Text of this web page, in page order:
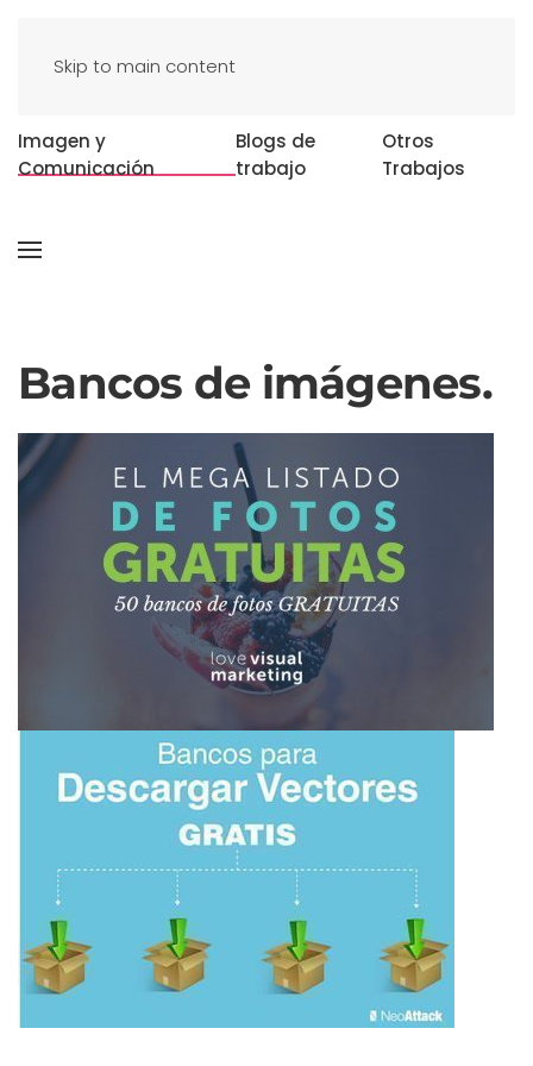
Skip to main content
Imagen y
Comunicación
Blogs de
trabajo
Otros
Trabajos
Bancos de imágenes.